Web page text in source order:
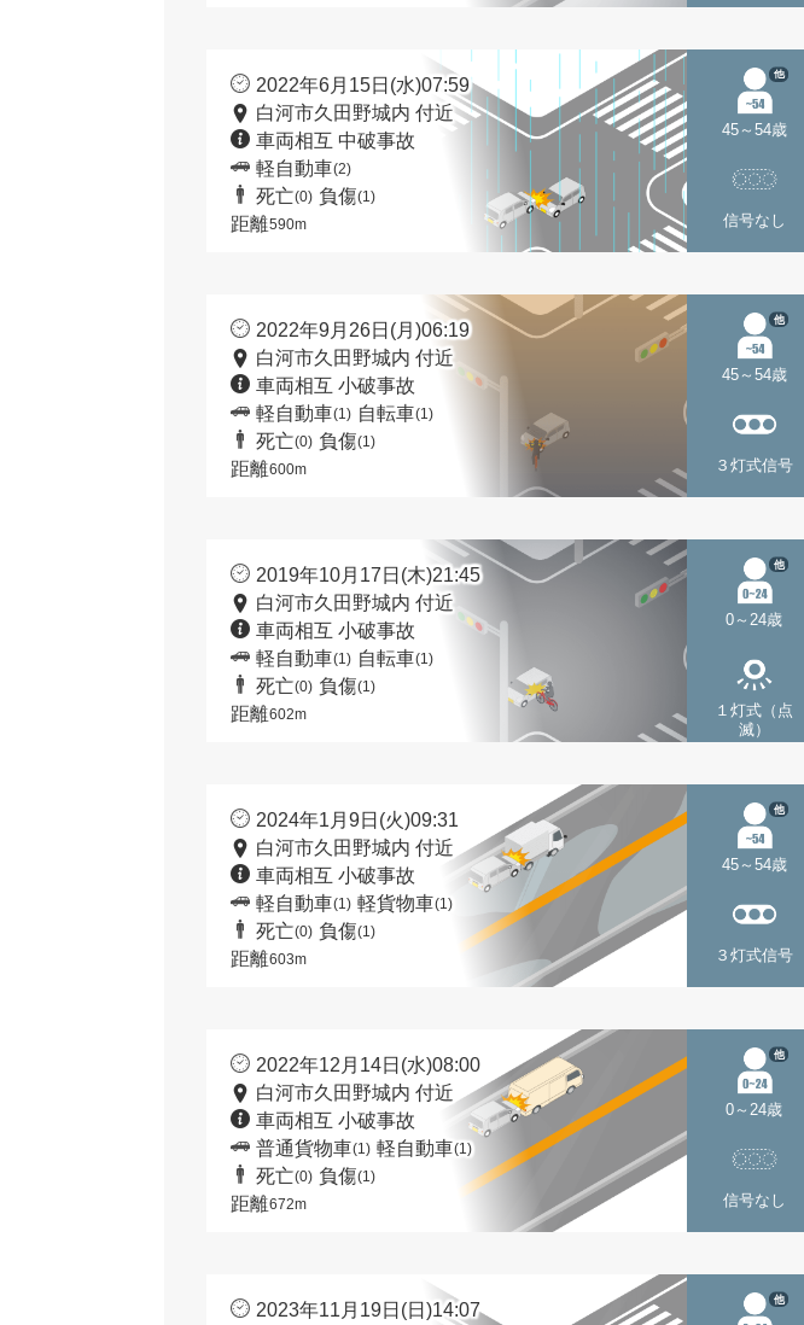
2022年6月15日(水)07:59
白河市久田野城内 付近
車両相互 中破事故
軽自動車(2)
死亡(0) 負傷(1)
距離590m
45～54歳
他
信号なし
2022年9月26日(月)06:19
白河市久田野城内 付近
車両相互 小破事故
軽自動車(1) 自転車(1)
死亡(0) 負傷(1)
距離600m
45～54歳
他
３灯式信号
2019年10月17日(木)21:45
白河市久田野城内 付近
車両相互 小破事故
軽自動車(1) 自転車(1)
死亡(0) 負傷(1)
距離602m
0～24歳
他
１灯式（点
滅）
2024年1月9日(火)09:31
白河市久田野城内 付近
車両相互 小破事故
軽自動車(1) 軽貨物車(1)
死亡(0) 負傷(1)
距離603m
45～54歳
他
３灯式信号
2022年12月14日(水)08:00
白河市久田野城内 付近
車両相互 小破事故
普通貨物車(1) 軽自動車(1)
死亡(0) 負傷(1)
距離672m
0～24歳
他
信号なし
2023年11月19日(日)14:07
他